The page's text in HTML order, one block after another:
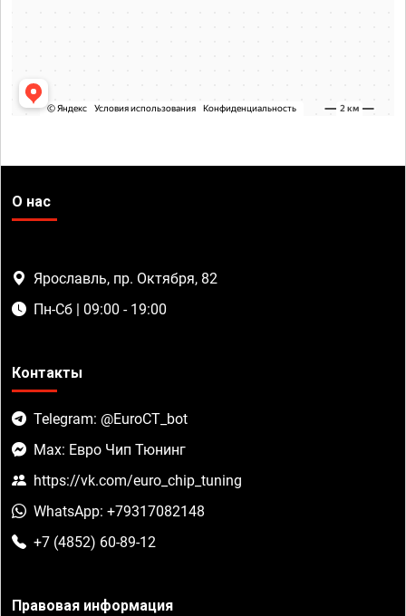
О нас
Ярославль, пр. Октября, 82
Пн-Сб | 09:00 - 19:00
Контакты
Telegram: @EuroCT_bot
Max: Евро Чип Тюнинг
https://vk.com/euro_chip_tuning
WhatsApp: +79317082148
+7 (4852) 60-89-12
Правовая информация